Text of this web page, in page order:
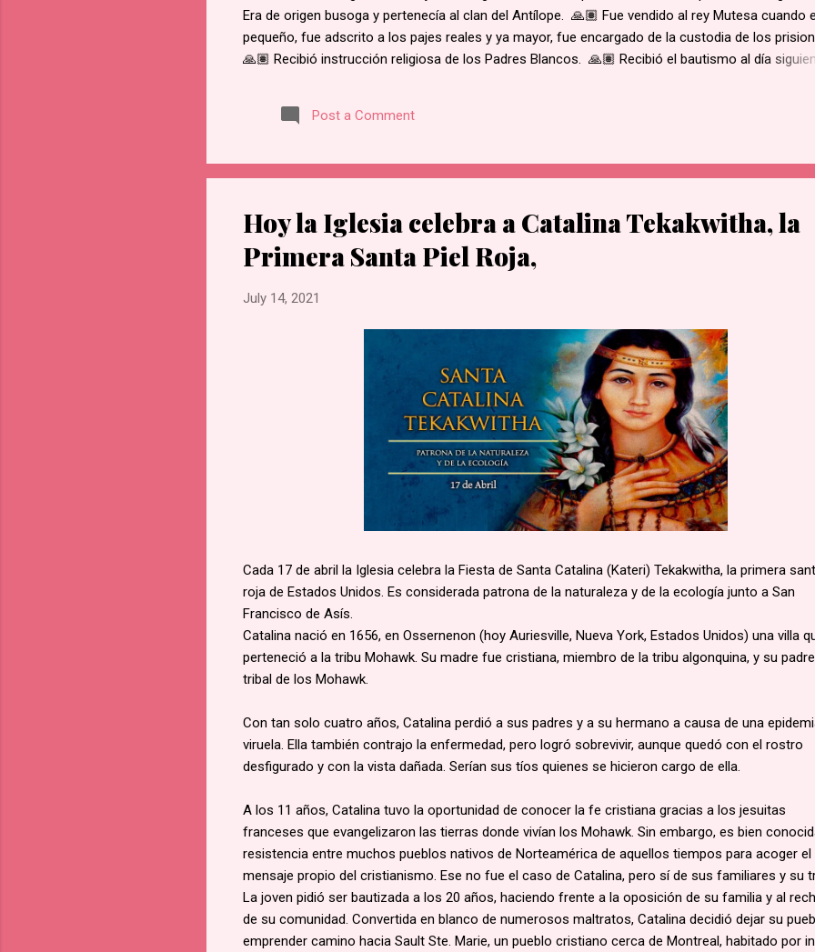
Era de origen busoga y pertenecía al clan del Antílope. 🙏🏽 Fue vendido al rey Mutesa cuando
pequeño, fue adscrito a los pajes reales y ya mayor, fue encargado de la custodia de los
🙏🏽 Recibió instrucción religiosa de los Padres Blancos. 🙏🏽 Recibió el bautismo al día
retractarse de su fe, rehusó. Junto con otros mártires se le condujo en una marcha hacia la
Namugongo, a unos 60 kms de su hogar. 🙏🏽 Según la costumbre, se ejecutaba a un prisionero
en Lubawo, fue alanceado y decapitado y sus restos dejados al borde del camino....
Post a Comment
Hoy la Iglesia celebra a Catalina Tekakwitha, la
Primera Santa Piel Roja,
July 14, 2021
Cada 17 de abril la Iglesia celebra la Fiesta de Santa Catalina (Kateri) Tekakwitha, la primera
roja de Estados Unidos. Es considerada patrona de la naturaleza y de la ecología junto a San
Francisco de Asís.
Catalina nació en 1656, en Ossernenon (hoy Auriesville, Nueva York, Estados Unidos) una villa
perteneció a la tribu Mohawk. Su madre fue cristiana, miembro de la tribu algonquina, y su
tribal de los Mohawk.
Con tan solo cuatro años, Catalina perdió a sus padres y a su hermano a causa de una
viruela. Ella también contrajo la enfermedad, pero logró sobrevivir, aunque quedó con el rostro
desfigurado y con la vista dañada. Serían sus tíos quienes se hicieron cargo de ella.
A los 11 años, Catalina tuvo la oportunidad de conocer la fe cristiana gracias a los jesuitas
franceses que evangelizaron las tierras donde vivían los Mohawk. Sin embargo, es bien
resistencia entre muchos pueblos nativos de Norteamérica de aquellos tiempos para acoger el
mensaje propio del cristianismo. Ese no fue el caso de Catalina, pero sí de sus familiares y su
La joven pidió ser bautizada a los 20 años, haciendo frente a la oposición de su familia y al
de su comunidad. Convertida en blanco de numerosos maltratos, Catalina decidió dejar su
emprender camino hacia Sault Ste. Marie, un pueblo cristiano cerca de Montreal, habitado por